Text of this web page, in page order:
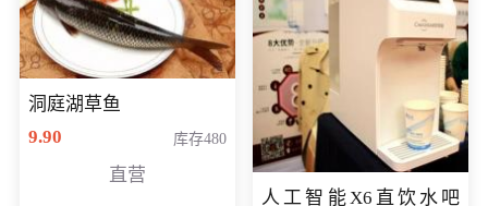
洞庭湖草鱼
9.90
库存480
直营
人工智能X6直饮水吧